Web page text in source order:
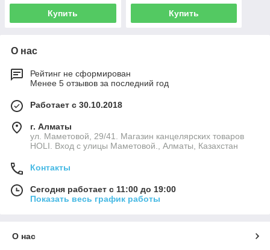
Купить Купить
О нас
Рейтинг не сформирован
Менее 5 отзывов за последний год
Работает с 30.10.2018
г. Алматы
ул. Маметовой, 29/41. Магазин канцелярских товаров
HOLI. Вход с улицы Маметовой., Алматы, Казахстан
Контакты
Сегодня работает с 11:00 до 19:00
Показать весь график работы
О нас